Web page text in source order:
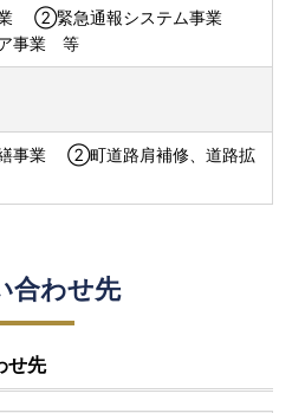
②緊急通報システム事業
事業 等
事業 ②町道路肩補修、道路拡
合わせ先
せ先